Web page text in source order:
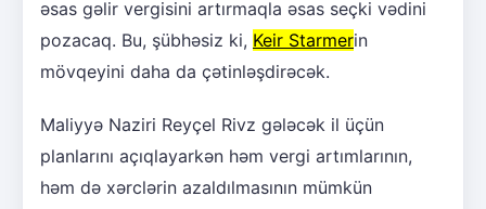
əsas gəlir vergisini artırmaqla əsas seçki vədini
pozacaq. Bu, şübhəsiz ki, Keir Starmerin
mövqeyini daha da çətinləşdirəcək.
Maliyyə Naziri Reyçel Rivz gələcək il üçün
planlarını açıqlayarkən həm vergi artımlarının,
həm də xərclərin azaldılmasının mümkün